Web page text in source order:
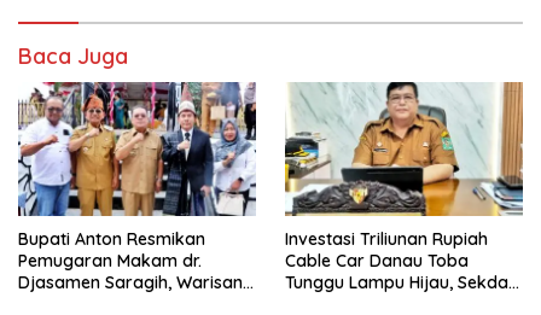
Baca Juga
Bupati Anton Resmikan
Pemugaran Makam dr.
Djasamen Saragih, Warisan
Investasi Triliunan Rupiah
Cable Car Danau Toba
Tunggu Lampu Hijau, Sekda